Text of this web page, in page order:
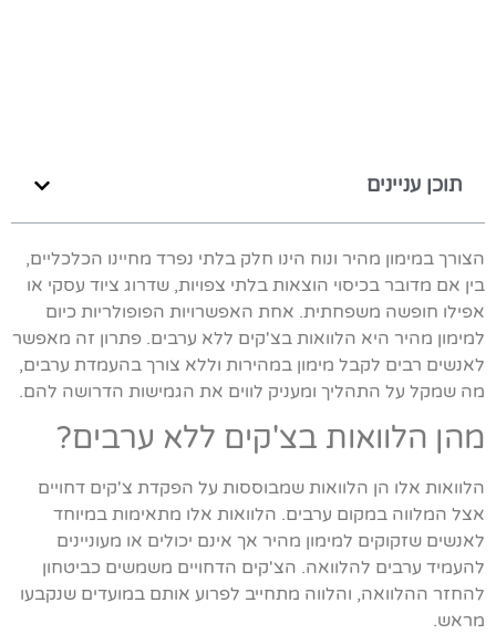
תוכן עניינים
הצורך במימון מהיר ונוח הינו חלק בלתי נפרד מחיינו הכלכליים,
בין אם מדובר בכיסוי הוצאות בלתי צפויות, שדרוג ציוד עסקי או
אפילו חופשה משפחתית. אחת האפשרויות הפופולריות כיום
למימון מהיר היא הלוואות בצ'קים ללא ערבים. פתרון זה מאפשר
לאנשים רבים לקבל מימון במהירות וללא צורך בהעמדת ערבים,
מה שמקל על התהליך ומעניק לווים את הגמישות הדרושה להם.
מהן הלוואות בצ'קים ללא ערבים?
הלוואות אלו הן הלוואות שמבוססות על הפקדת צ'קים דחויים
אצל המלווה במקום ערבים. הלוואות אלו מתאימות במיוחד
לאנשים שזקוקים למימון מהיר אך אינם יכולים או מעוניינים
להעמיד ערבים להלוואה. הצ'קים הדחויים משמשים כביטחון
להחזר ההלוואה, והלווה מתחייב לפרוע אותם במועדים שנקבעו
מראש.